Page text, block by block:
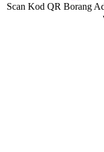
Scan Kod QR Borang